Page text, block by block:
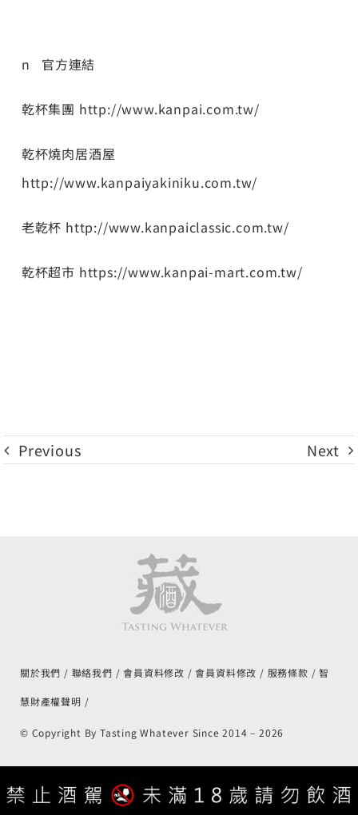
n 官方連結
乾杯集團 http://www.kanpai.com.tw/
乾杯燒肉居酒屋
http://www.kanpaiyakiniku.com.tw/
老乾杯 http://www.kanpaiclassic.com.tw/
乾杯超市 https://www.kanpai-mart.com.tw/
Previous Next
關於我們 聯絡我們 會員資料修改 會員資料修改 服務條款 智
慧財產權聲明
© Copyright By Tasting Whatever Since 2014 – 2026